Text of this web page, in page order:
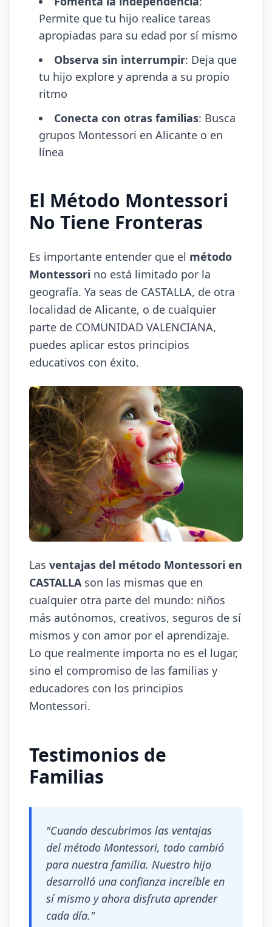
Permite que tu hijo realice tareas
apropiadas para su edad por sí mismo
Observa sin interrumpir: Deja que
tu hijo explore y aprenda a su propio
ritmo
Conecta con otras familias: Busca
grupos Montessori en Alicante o en
línea
El Método Montessori
No Tiene Fronteras
Es importante entender que el método
Montessori no está limitado por la
geografía. Ya seas de CASTALLA, de otra
localidad de Alicante, o de cualquier
parte de COMUNIDAD VALENCIANA,
puedes aplicar estos principios
educativos con éxito.
Las ventajas del método Montessori en
CASTALLAson las mismas que en
cualquier otra parte del mundo: niños
más autónomos, creativos, seguros de sí
mismos y con amor por el aprendizaje.
Lo que realmente importa no es el lugar,
sino el compromiso de las familias y
educadores con los principios
Montessori.
Testimonios de
Familias
"Cuando descubrimos las ventajas
del método Montessori, todo cambió
para nuestra familia. Nuestro hijo
desarrolló una confianza increíble en
sí mismo y ahora disfruta aprender
cada día."